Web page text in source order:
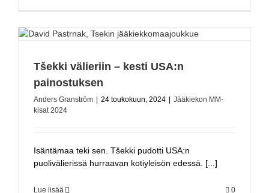
Tšekki välieriin – kesti USA:n
painostuksen
Anders Granström 24 toukokuun, 2024
Jääkiekon MM-
kisat 2024
Isäntämaa teki sen. Tšekki pudotti USA:n
puolivälierissä hurraavan kotiyleisön edessä. [...]
Lue lisää 0